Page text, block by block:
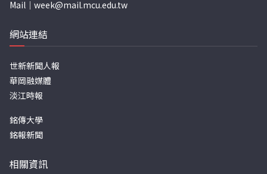
Mail｜ week@mail.mcu.edu.tw
網站連結
世新新聞人報
華岡融媒體
淡江時報
銘傳大學
銘報新聞
相關資訊